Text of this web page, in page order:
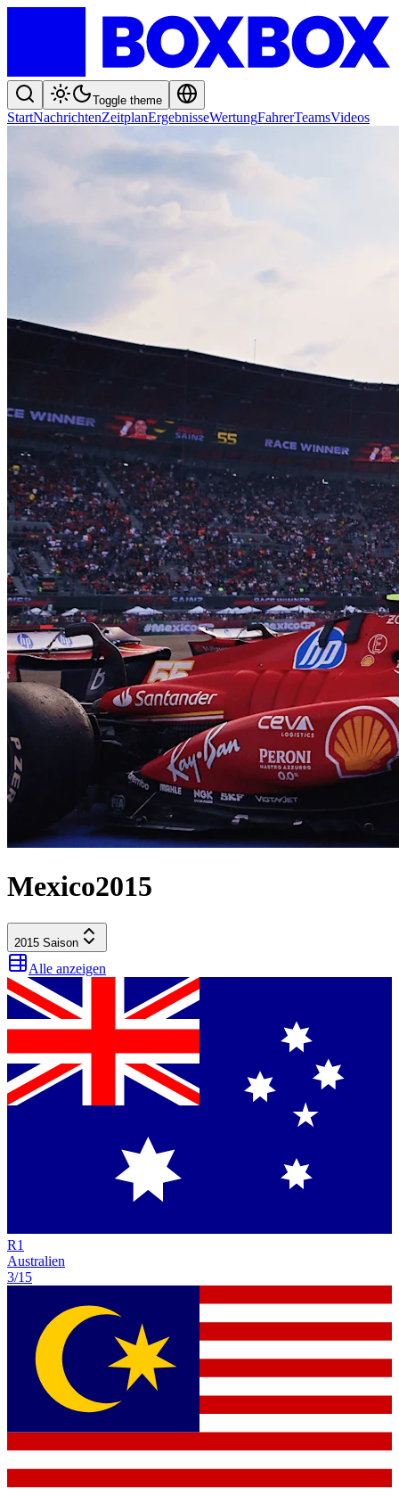
Toggle theme
StartNachrichtenZeitplanErgebnisseWertungFahrerTeamsVideos
Mexico2015
2015 Saison
Alle anzeigen
R1
Australien
3/15